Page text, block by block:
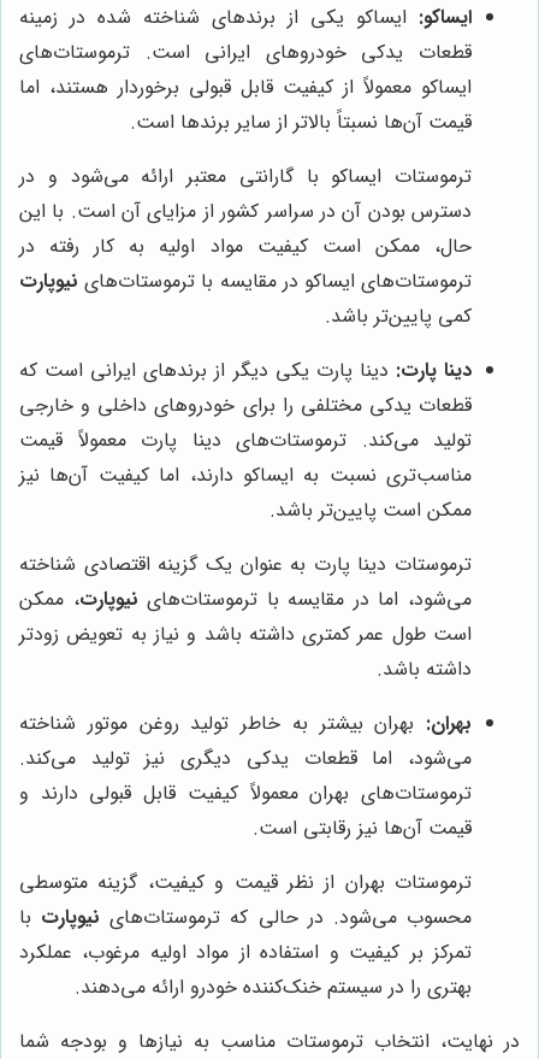
ایساکو: ایساکو یکی از برندهای شناخته شده در زمینه
قطعات یدکی خودروهای ایرانی است. ترموستات‌های
ایساکو معمولاً از کیفیت قابل قبولی برخوردار هستند، اما
قیمت آن‌ها نسبتاً بالاتر از سایر برندها است.
ترموستات ایساکو با گارانتی معتبر ارائه می‌شود و در
دسترس بودن آن در سراسر کشور از مزایای آن است. با این
حال، ممکن است کیفیت مواد اولیه به کار رفته در
ترموستات‌های ایساکو در مقایسه با ترموستات‌های نیوپارت
کمی پایین‌تر باشد.
دینا پارت: دینا پارت یکی دیگر از برندهای ایرانی است که
قطعات یدکی مختلفی را برای خودروهای داخلی و خارجی
تولید می‌کند. ترموستات‌های دینا پارت معمولاً قیمت
مناسب‌تری نسبت به ایساکو دارند، اما کیفیت آن‌ها نیز
ممکن است پایین‌تر باشد.
ترموستات دینا پارت به عنوان یک گزینه اقتصادی شناخته
می‌شود، اما در مقایسه با ترموستات‌های نیوپارت، ممکن
است طول عمر کمتری داشته باشد و نیاز به تعویض زودتر
داشته باشد.
بهران: بهران بیشتر به خاطر تولید روغن موتور شناخته
می‌شود، اما قطعات یدکی دیگری نیز تولید می‌کند.
ترموستات‌های بهران معمولاً کیفیت قابل قبولی دارند و
قیمت آن‌ها نیز رقابتی است.
ترموستات بهران از نظر قیمت و کیفیت، گزینه متوسطی
محسوب می‌شود. در حالی که ترموستات‌های نیوپارت با
تمرکز بر کیفیت و استفاده از مواد اولیه مرغوب، عملکرد
بهتری را در سیستم خنک‌کننده خودرو ارائه می‌دهند.
در نهایت، انتخاب ترموستات مناسب به نیازها و بودجه شما